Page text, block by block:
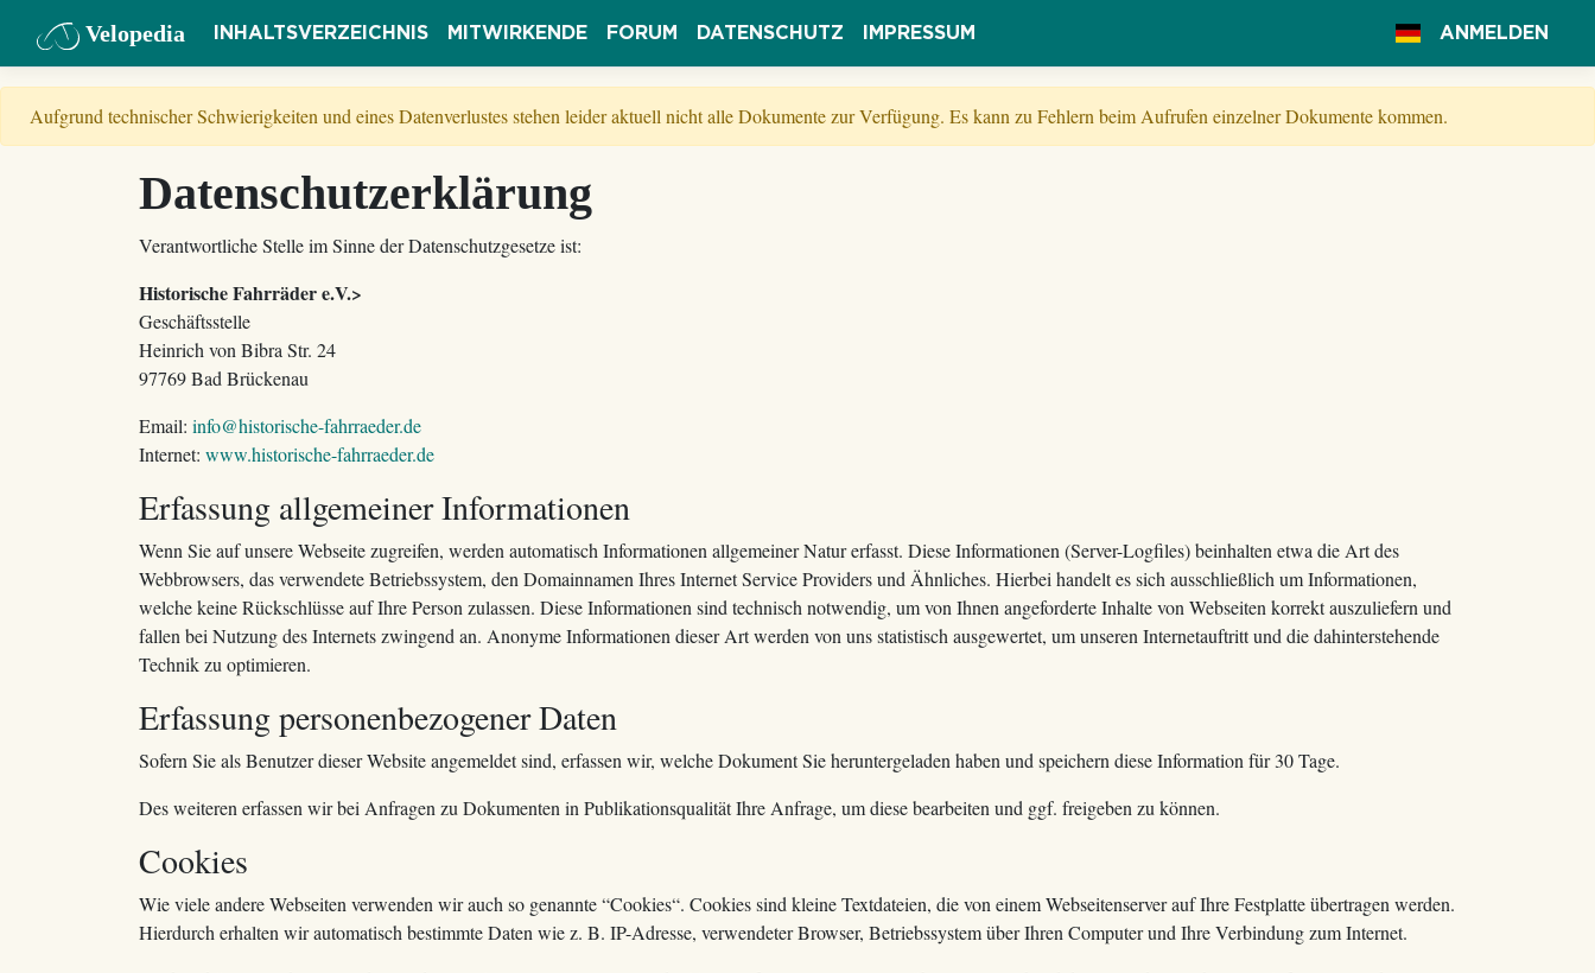
Velopedia INHALTSVERZEICHNIS MITWIRKENDE FORUM DATENSCHUTZ IMPRESSUM ANMELDEN
Aufgrund technischer Schwierigkeiten und eines Datenverlustes stehen leider aktuell nicht alle Dokumente zur Verfügung. Es kann zu Fehlern beim Aufrufen einzelner Dokumente kommen.
Datenschutzerklärung
Verantwortliche Stelle im Sinne der Datenschutzgesetze ist:
Historische Fahrräder e.V.>
Geschäftsstelle
Heinrich von Bibra Str. 24
97769 Bad Brückenau
Email: info@historische-fahrraeder.de
Internet: www.historische-fahrraeder.de
Erfassung allgemeiner Informationen
Wenn Sie auf unsere Webseite zugreifen, werden automatisch Informationen allgemeiner Natur erfasst. Diese Informationen (Server-Logfiles) beinhalten etwa die Art des
Webbrowsers, das verwendete Betriebssystem, den Domainnamen Ihres Internet Service Providers und Ähnliches. Hierbei handelt es sich ausschließlich um Informationen,
welche keine Rückschlüsse auf Ihre Person zulassen. Diese Informationen sind technisch notwendig, um von Ihnen angeforderte Inhalte von Webseiten korrekt auszuliefern und
fallen bei Nutzung des Internets zwingend an. Anonyme Informationen dieser Art werden von uns statistisch ausgewertet, um unseren Internetauftritt und die dahinterstehende
Technik zu optimieren.
Erfassung personenbezogener Daten
Sofern Sie als Benutzer dieser Website angemeldet sind, erfassen wir, welche Dokument Sie heruntergeladen haben und speichern diese Information für 30 Tage.
Des weiteren erfassen wir bei Anfragen zu Dokumenten in Publikationsqualität Ihre Anfrage, um diese bearbeiten und ggf. freigeben zu können.
Cookies
Wie viele andere Webseiten verwenden wir auch so genannte “Cookies“. Cookies sind kleine Textdateien, die von einem Webseitenserver auf Ihre Festplatte übertragen werden.
Hierdurch erhalten wir automatisch bestimmte Daten wie z. B. IP-Adresse, verwendeter Browser, Betriebssystem über Ihren Computer und Ihre Verbindung zum Internet.